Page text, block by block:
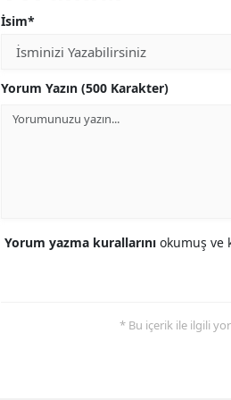
İsim*
Yorum Yazın (500 Karakter)
Yorum yazma kurallarını okumuş ve
* Bu içerik ile ilgili